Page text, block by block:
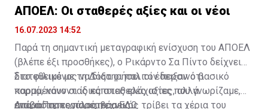
ΑΠΟΕΛ: Οι σταθερές αξίες και οι νέοι
16.07.2023 14:52
Παρά τη σημαντική μεταγραφική ενίσχυση του ΑΠΟΕΛ
(βλέπε έξι προσθήκες), ο Ρικάρντο Σα Πίντο δείχνει
διατεθειμένος να διατηρήσει τον περσινό βασικό
κορμό, κάνοντας κάποιες ελάχιστες, αλλά
απαραίτητες παρεμβάσεις.
Στο φιλικό με τη Δόξα οι παλιοί έδειξαν ότι
παραμένουν οι ίδιες σταθερές αξίες που γνωρίζαμε,
ενώ ο Πορτογάλος τεχνικός τρίβει τα χέρια του
Διαβάστε περισσότεραΕΔΩ.